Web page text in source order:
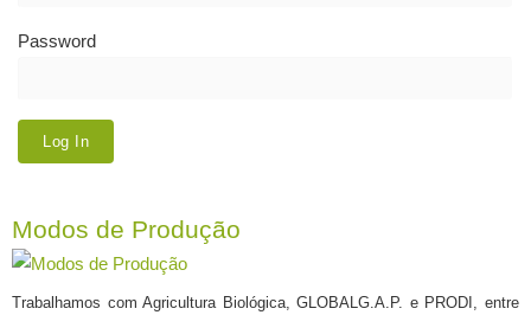
Password
Modos de Produção
Trabalhamos com Agricultura Biológica, GLOBALG.A.P. e PRODI, entre